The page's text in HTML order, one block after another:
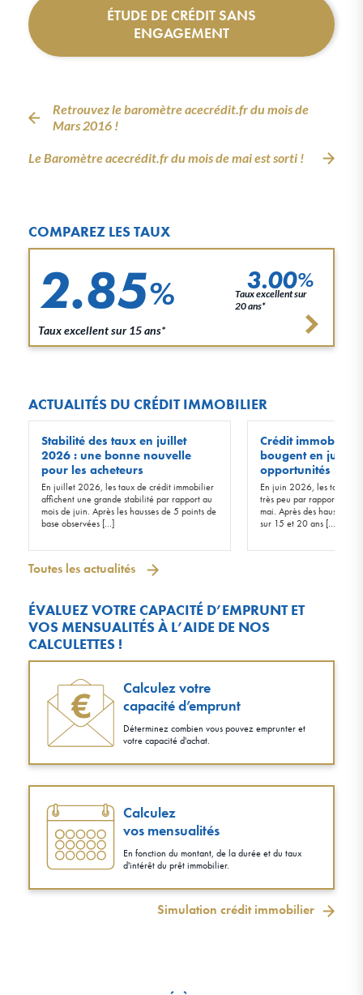
ÉTUDE DE CRÉDIT SANS
ENGAGEMENT
Retrouvez le baromètre acecrédit.fr du mois de
Mars 2016 !
Le Baromètre acecrédit.fr du mois de mai est sorti !
COMPAREZ LES TAUX
2.85%
Taux excellent sur 15 ans*
3.00%
Taux excellent sur
20 ans*
ACTUALITÉS DU CRÉDIT IMMOBILIER
Stabilité des taux en juillet
2026 : une bonne nouvelle
pour les acheteurs
En juillet 2026, les taux de crédit immobilier
affichent une grande stabilité par rapport au
mois de juin. Après les hausses de 5 points de
base observées […]
Crédit immobilier
bougent en juin
opportunités !
En juin 2026, les taux
très peu par rapport à
mai. Après des hausses
sur 15 et 20 ans […]
Toutes les actualités
ÉVALUEZ VOTRE CAPACITÉ D’EMPRUNT ET
VOS MENSUALITÉS À L’AIDE DE NOS
CALCULETTES !
Calculez votre
capacité d’emprunt
Déterminez combien vous pouvez emprunter et
votre capacité d'achat.
Calculez
vos mensualités
En fonction du montant, de la durée et du taux
d'intérêt du prêt immobilier.
Simulation crédit immobilier